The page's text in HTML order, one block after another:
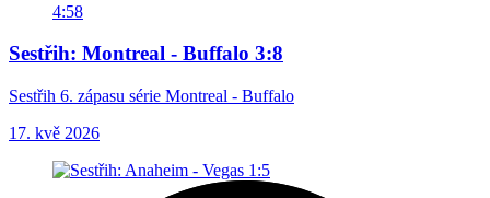
4:58
Sestřih: Montreal - Buffalo 3:8
Sestřih 6. zápasu série Montreal - Buffalo
17. kvě 2026